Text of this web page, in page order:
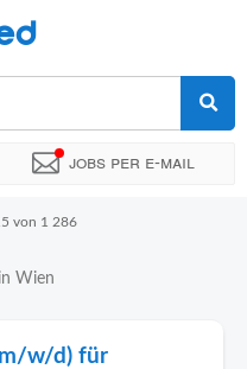
Jobs per e-mail
Unternehmen
von 1 286
Wien
w/d) für